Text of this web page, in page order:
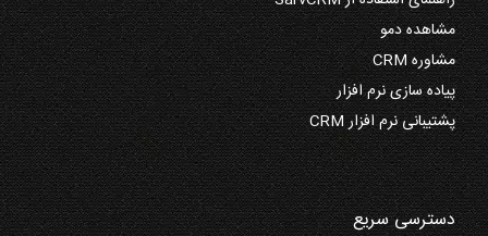
مشاهده دمو
مشاوره CRM
پیاده سازی نرم افزار
پشتیبانی نرم افزار CRM
دسترسی سریع